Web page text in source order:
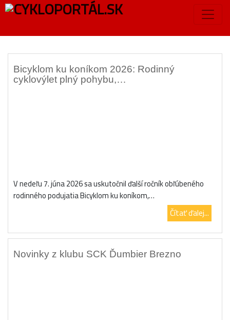
Značka:brezno
Bicyklom ku koníkom 2026: Rodinný
cyklovýlet plný pohybu,…
V nedeľu 7. júna 2026 sa uskutočnil ďalší ročník obľúbeného
rodinného podujatia Bicyklom ku koníkom,…
Čítať ďalej...
Novinky z klubu SCK Ďumbier Brezno